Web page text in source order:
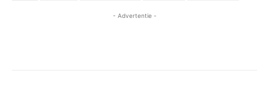
- Advertentie -